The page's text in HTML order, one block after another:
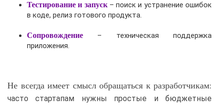
Тестирование и запуск– поиск и устранение ошибок
в коде, релиз готового продукта.
Сопровождение – техническая поддержка
приложения.
Не всегда имеет смысл обращаться к разработчикам:
часто стартапам нужны простые и бюджетные